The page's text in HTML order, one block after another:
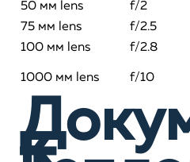
50 мм lens
f/2
75 мм lens
f/2.5
100 мм lens
f/2.8
1000 мм lens f/10
к